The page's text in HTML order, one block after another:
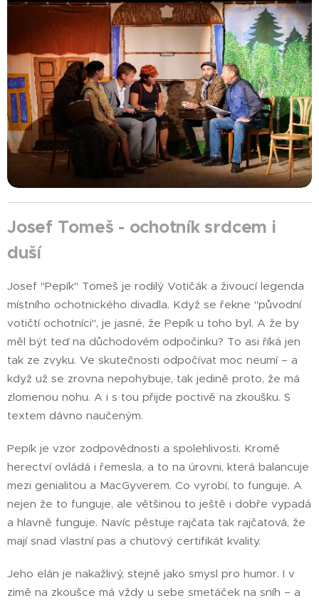
Josef Tomeš - ochotník srdcem i
duší
Josef "Pepík" Tomeš je rodilý Votičák a živoucí legenda
místního ochotnického divadla. Když se řekne "původní
votičtí ochotníci", je jasné, že Pepík u toho byl. A že by
měl být teď na důchodovém odpočinku? To asi říká jen
tak ze zvyku. Ve skutečnosti odpočívat moc neumí – a
když už se zrovna nepohybuje, tak jedině proto, že má
zlomenou nohu. A i s tou přijde poctivě na zkoušku. S
textem dávno naučeným.
Pepík je vzor zodpovědnosti a spolehlivosti. Kromě
herectví ovládá i řemesla, a to na úrovni, která balancuje
mezi genialitou a MacGyverem. Co vyrobí, to funguje. A
nejen že to funguje, ale většinou to ještě i dobře vypadá
a hlavně funguje. Navíc pěstuje rajčata tak rajčatová, že
mají snad vlastní pas a chuťový certifikát kvality.
Jeho elán je nakažlivý, stejně jako smysl pro humor. I v
zimě na zkoušce má vždy u sebe smetáček na sníh – a